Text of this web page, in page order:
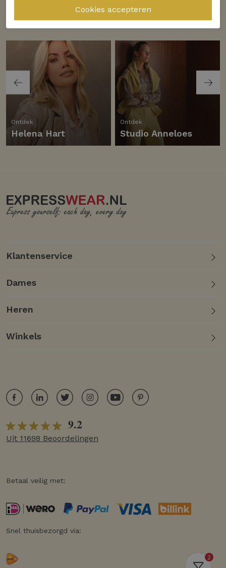
Bekijk alle merken
Ontdek
Helena Hart
Ontdek
Studio Anneloes
2
Klantenservice
Dames
Heren
Winkels
9.2
Uit 11698 Beoordelingen
Betaal veilig met:
Snel thuisbezorgd via: